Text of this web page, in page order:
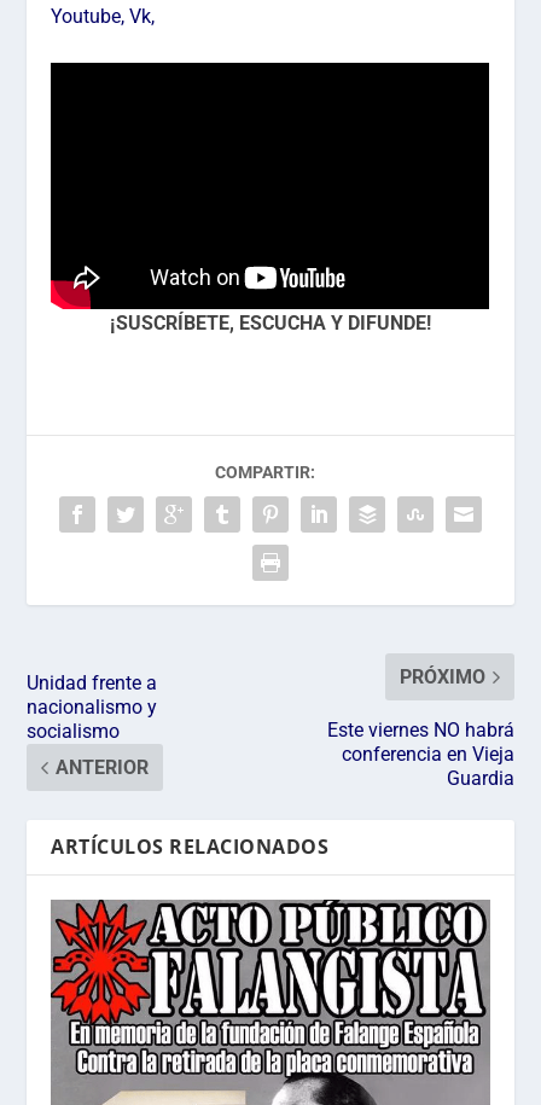
Youtube,Vk,
¡SUSCRÍBETE, ESCUCHA Y DIFUNDE!
COMPARTIR:
Unidad frente a
nacionalismo y
socialismo
ANTERIOR
PRÓXIMO
Este viernes NO habrá
conferencia en Vieja
Guardia
ARTÍCULOS RELACIONADOS